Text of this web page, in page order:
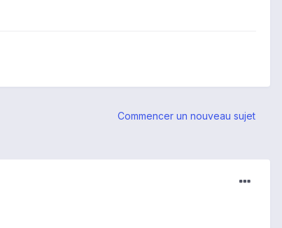
Commencer un nouveau sujet